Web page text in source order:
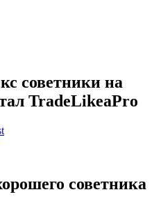
советники на
TradeLikeaPro
советника